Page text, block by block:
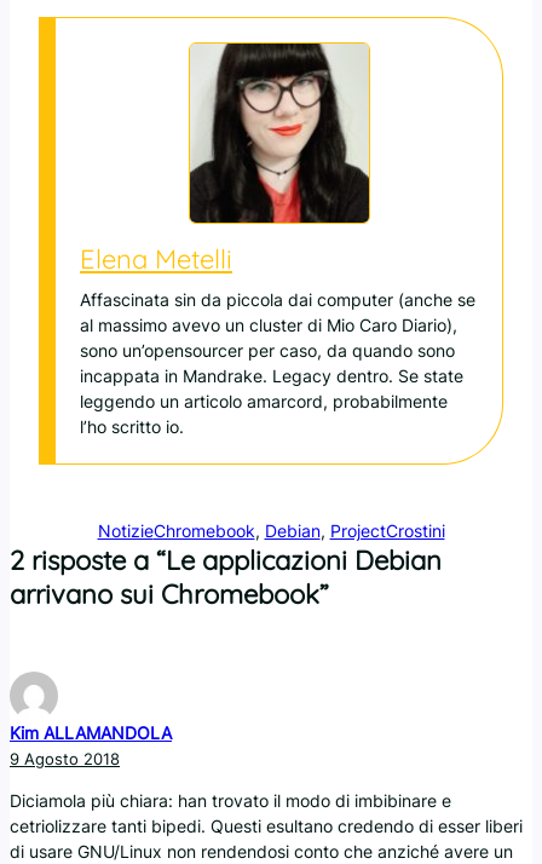
Elena Metelli
Affascinata sin da piccola dai computer (anche se
al massimo avevo un cluster di Mio Caro Diario),
sono un’opensourcer per caso, da quando sono
incappata in Mandrake. Legacy dentro. Se state
leggendo un articolo amarcord, probabilmente
l’ho scritto io.
NotizieChromebook, Debian, ProjectCrostini
2 risposte a “Le applicazioni Debian
arrivano sui Chromebook”
Kim ALLAMANDOLA
9 Agosto 2018
Diciamola più chiara: han trovato il modo di imbibinare e
cetriolizzare tanti bipedi. Questi esultano credendo di esser liberi
di usare GNU/Linux non rendendosi conto che anziché avere un